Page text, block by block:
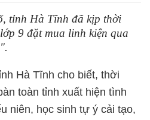
tỉnh Hà Tĩnh đã kịp thời
9 đặt mua linh kiện qua
Hà Tĩnh cho biết, thời
toàn tỉnh xuất hiện tình
niên, học sinh tự ý cải tạo,